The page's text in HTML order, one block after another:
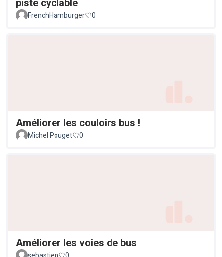
piste cyclable
FrenchHamburger 0
Améliorer les couloirs bus !
Michel Pouget 0
Améliorer les voies de bus
sebastien 0